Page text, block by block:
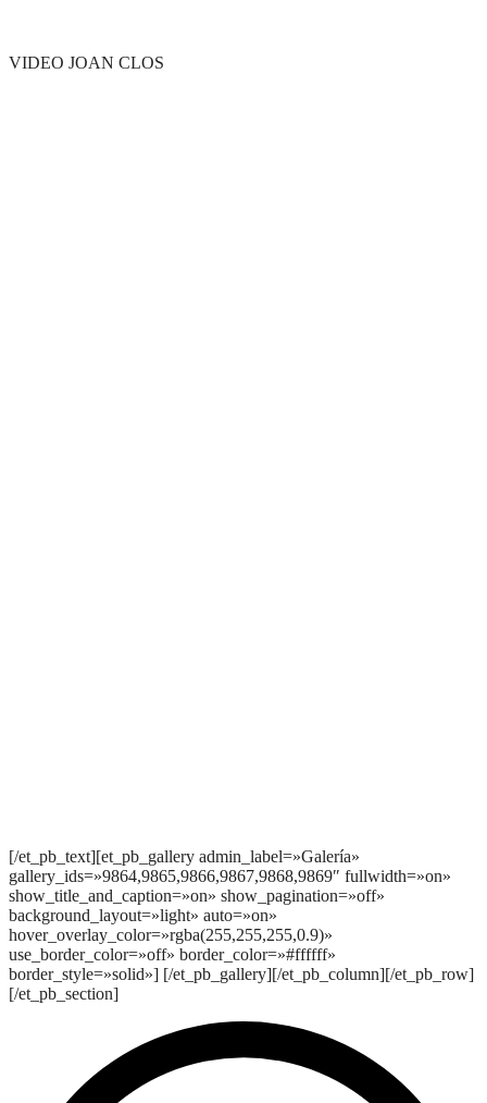
VIDEO JOAN CLOS
[/et_pb_text][et_pb_gallery admin_label=»Galería»
gallery_ids=»9864,9865,9866,9867,9868,9869″ fullwidth=»on»
show_title_and_caption=»on» show_pagination=»off»
background_layout=»light» auto=»on»
hover_overlay_color=»rgba(255,255,255,0.9)»
use_border_color=»off» border_color=»#ffffff»
border_style=»solid»] [/et_pb_gallery][/et_pb_column][/et_pb_row]
[/et_pb_section]